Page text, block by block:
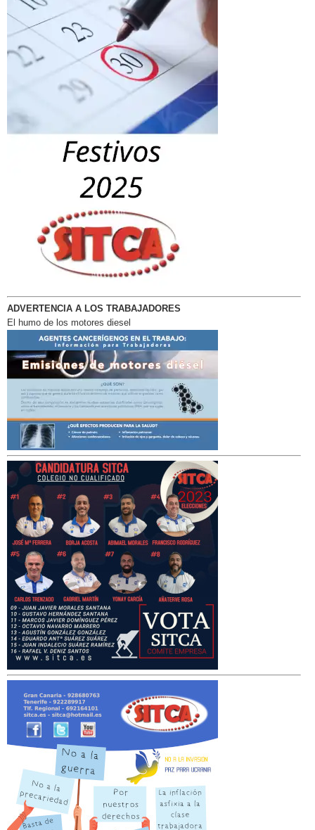
ADVERTENCIA A LOS TRABAJADORES
El humo de los motores diesel